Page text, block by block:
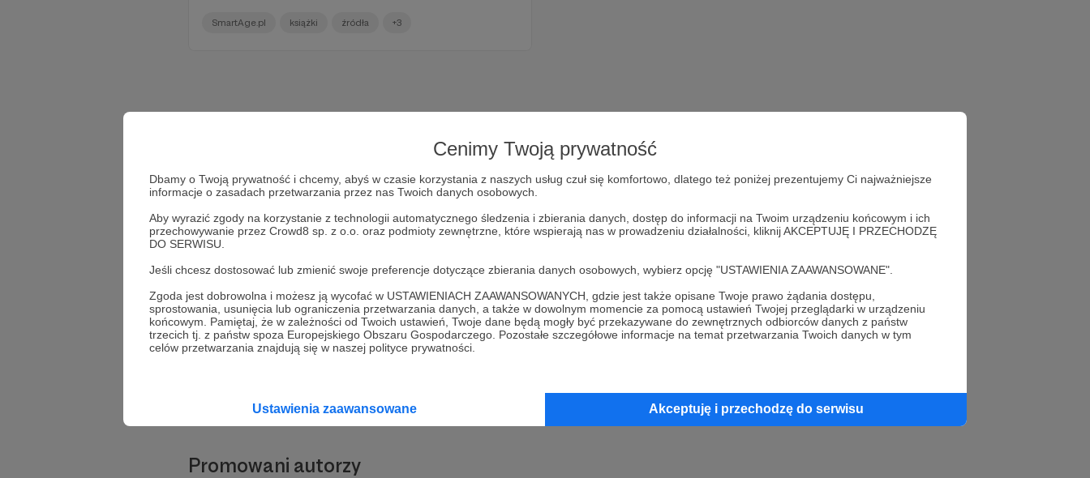
Cenimy Twoją prywatność
Dbamy o Twoją prywatność i chcemy, abyś w czasie korzystania z naszych usług czuł się komfortowo, dlatego też poniżej prezentujemy Ci najważniejsze
informacje o zasadach przetwarzania przez nas Twoich danych osobowych.
Aby wyrazić zgody na korzystanie z technologii automatycznego śledzenia i zbierania danych, dostęp do informacji na Twoim urządzeniu końcowym i ich
przechowywanie przez Crowd8 sp. z o.o. oraz podmioty zewnętrzne, które wspierają nas w prowadzeniu działalności, kliknij AKCEPTUJĘ I PRZECHODZĘ
DO SERWISU.
Jeśli chcesz dostosować lub zmienić swoje preferencje dotyczące zbierania danych osobowych, wybierz opcję "USTAWIENIA ZAAWANSOWANE".
Zgoda jest dobrowolna i możesz ją wycofać w USTAWIENIACH ZAAWANSOWANYCH, gdzie jest także opisane Twoje prawo żądania dostępu,
sprostowania, usunięcia lub ograniczenia przetwarzania danych, a także w dowolnym momencie za pomocą ustawień Twojej przeglądarki w urządzeniu
końcowym. Pamiętaj, że w zależności od Twoich ustawień, Twoje dane będą mogły być przekazywane do zewnętrznych odbiorców danych z państw
trzecich tj. z państw spoza Europejskiego Obszaru Gospodarczego. Pozostałe szczegółowe informacje na temat przetwarzania Twoich danych w tym
celów przetwarzania znajdują się w naszej polityce prywatności.
Ustawienia zaawansowane Akceptuję i przechodzę do serwisu
więc w tym poście postaramy się uchylić rąbka tajemnicy o
źródłach naszych inspiracji.
SmartAge.pl książki źródła +3
Dołącz do grona Patronów!
Wesprzyj działalność AutoraSmartAge.pl - Portal ludzi ciekawych światajuż teraz!
Promowani autorzy